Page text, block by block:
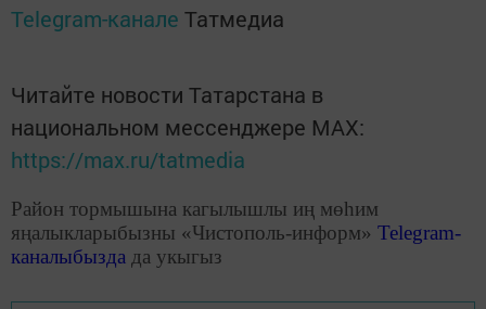
Telegram-канале Татмедиа
Читайте новости Татарстана в
национальном мессенджере MАХ:
https://max.ru/tatmedia
Район тормышына кагылышлы иң мөһим
яңалыкларыбызны «Чистополь-информ» Telegram-
каналыбызда да укыгыз